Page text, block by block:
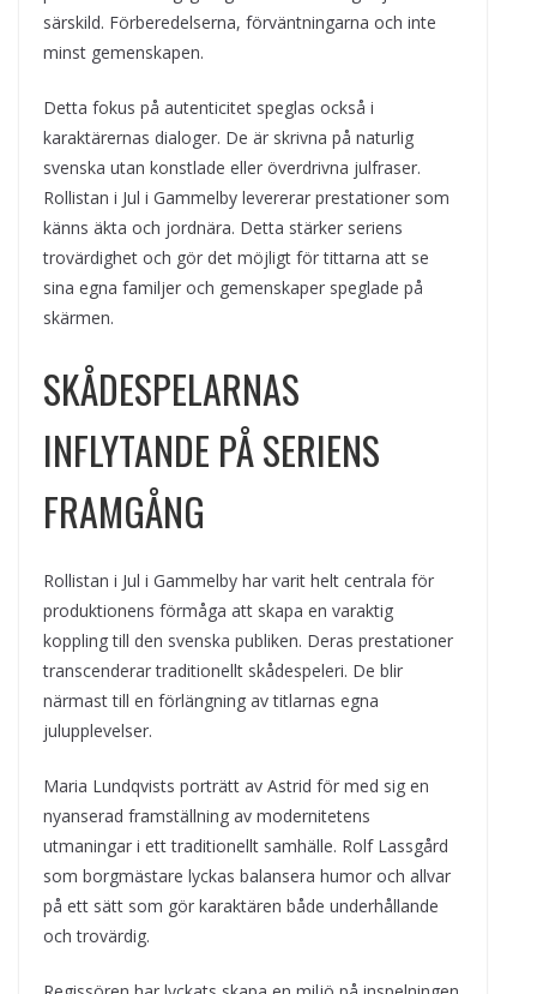
särskild. Förberedelserna, förväntningarna och inte
minst gemenskapen.
Detta fokus på autenticitet speglas också i
karaktärernas dialoger. De är skrivna på naturlig
svenska utan konstlade eller överdrivna julfraser.
Rollistan i Jul i Gammelby levererar prestationer som
känns äkta och jordnära. Detta stärker seriens
trovärdighet och gör det möjligt för tittarna att se
sina egna familjer och gemenskaper speglade på
skärmen.
SKÅDESPELARNAS
INFLYTANDE PÅ SERIENS
FRAMGÅNG
Rollistan i Jul i Gammelby har varit helt centrala för
produktionens förmåga att skapa en varaktig
koppling till den svenska publiken. Deras prestationer
transcenderar traditionellt skådespeleri. De blir
närmast till en förlängning av titlarnas egna
julupplevelser.
Maria Lundqvists porträtt av Astrid för med sig en
nyanserad framställning av modernitetens
utmaningar i ett traditionellt samhälle. Rolf Lassgård
som borgmästare lyckas balansera humor och allvar
på ett sätt som gör karaktären både underhållande
och trovärdig.